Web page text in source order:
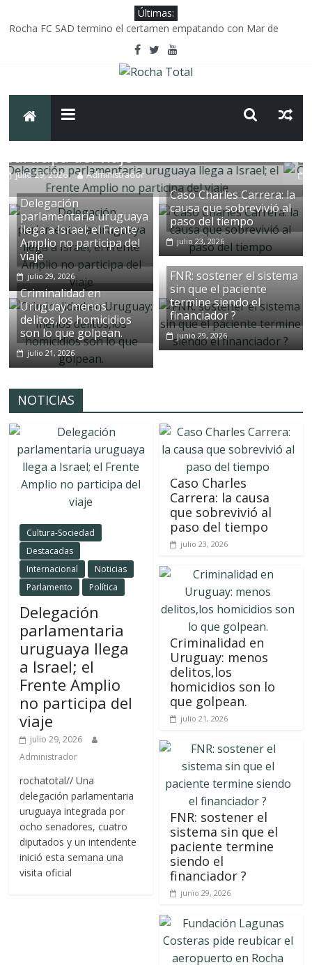
Últimas:
Rocha FC SAD termino el certamen empatando con Mar de
Delegación parlamentaria uruguaya llega a Israel; el Frente
Amplio no participa del viaje
Criminalidad en Uruguay: menos delitos,los homicidios son lo
que golpean.
uruguaya
Amplio no
Destacadas Justicia Noticias
Caso Charles Carrera:
sobrevivió al paso del
julio 23, 2026 Administrador
Delegación
parlamentaria uruguaya
llega a Israel; el Frente
Amplio no participa del
viaje
julio 29, 2026
Caso Charles Carrera: la
causa que sobrevivió al
paso del tiempo
julio 23, 2026
Criminalidad en
Uruguay: menos
delitos,los homicidios
son lo que golpean.
julio 21, 2026
FNR: sostener el sistema
sin que el paciente
termine siendo el
financiador ?
junio 29, 2026
NOTICIAS
Cultura-Sociedad
Destacadas
Internacional
Noticias
Parlamento
Política
Delegación
parlamentaria
uruguaya llega
a Israel; el
Frente Amplio
no participa del
viaje
julio 29, 2026
Administrador
rochatotal// Una
delegación parlamentaria
uruguaya integrada por
ocho senadores, cuatro
diputados y un intendente
inició esta semana una
visita oficial
Caso Charles
Carrera: la causa
que sobrevivió al
paso del tiempo
julio 23, 2026
Criminalidad en
Uruguay: menos
delitos,los
homicidios son lo
que golpean.
julio 21, 2026
FNR: sostener el
sistema sin que el
paciente termine
siendo el
financiador ?
junio 29, 2026